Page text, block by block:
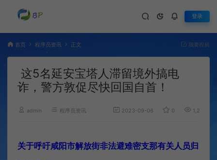
登录
首页 程序员资讯 正文 我要投稿
这5名延安宝塔人滞留境外搞电
诈，警方敦促尽快回国自首！
admin 程序员资讯 2023-09-06 0 1,277
关于呼吁咸阳市解放街非法避难密支那有关人员归